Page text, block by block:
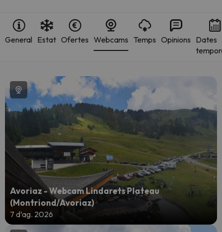
General Estat Ofertes Webcams Temps Opinions Dates
Avoriaz - Webcam Lindarets Plateau
(Montriond/Avoriaz)
7 d’ag. 2026